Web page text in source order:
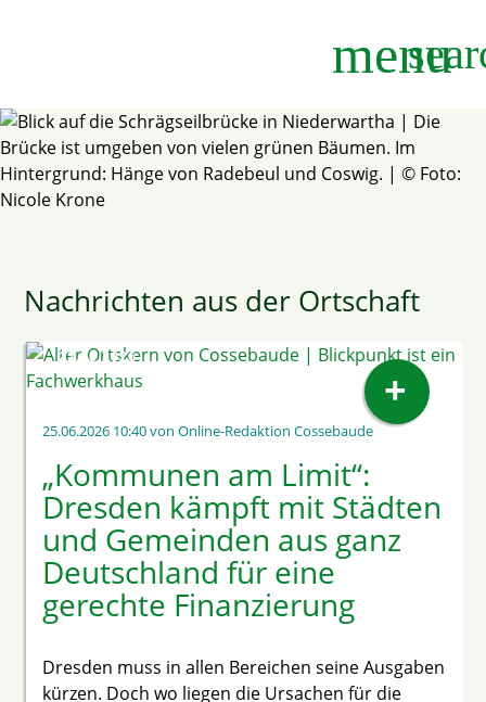
menu
Suchbegriffe SUCHEN
Nachrichten aus der Ortschaft
22.06.2026
25.06.2026 10:40von Online-Redaktion Cossebaude
„Kommunen am Limit“:
Dresden kämpft mit Städten
und Gemeinden aus ganz
Deutschland für eine
gerechte Finanzierung
Dresden muss in allen Bereichen seine Ausgaben
kürzen. Doch wo liegen die Ursachen für die
+